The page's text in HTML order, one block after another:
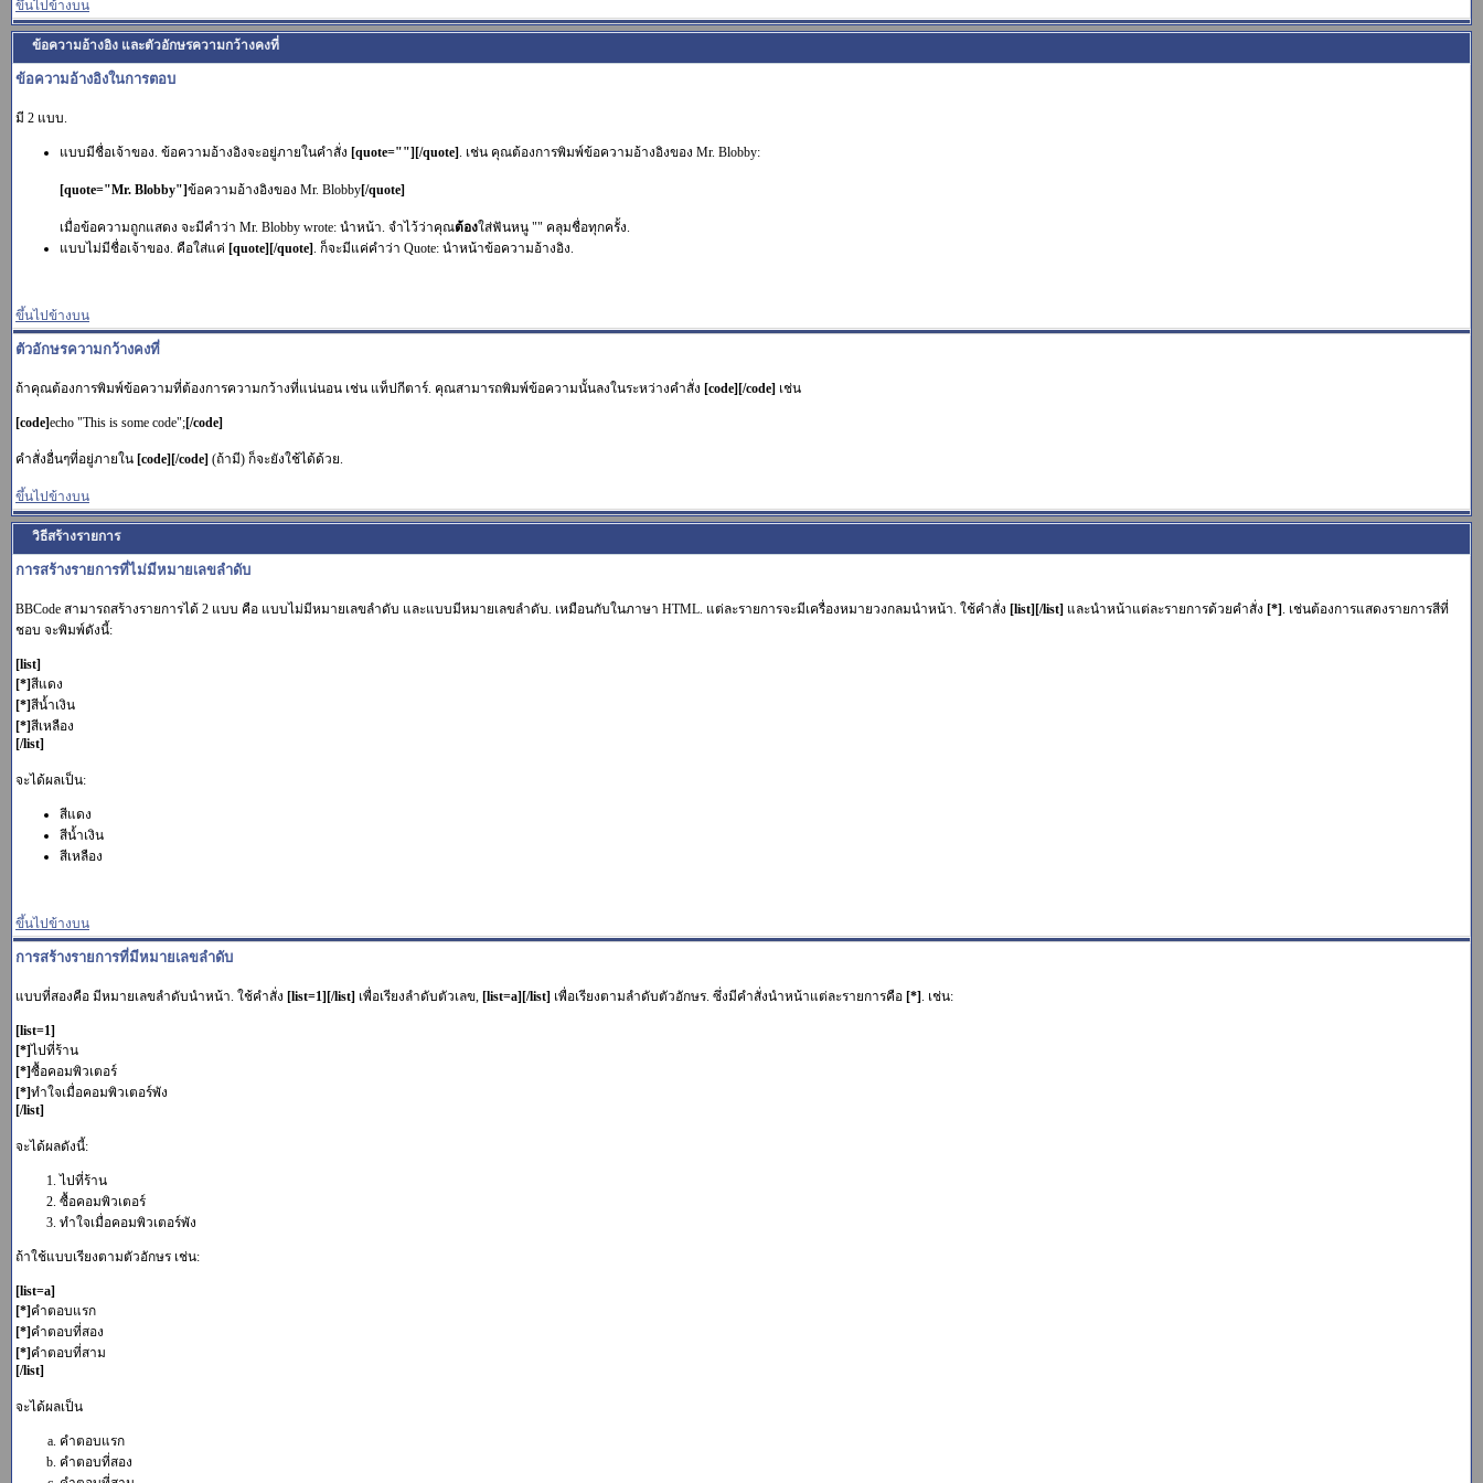
ขึ้นไปข้างบน
ข้อความอ้างอิง และตัวอักษรความกว้างคงที่
ข้อความอ้างอิงในการตอบ
มี 2 แบบ.
แบบมีชื่อเจ้าของ. ข้อความอ้างอิงจะอยู่ภายในคำสั่ง [quote=""][/quote] . เช่น คุณต้องการพิมพ์ข้อความอ้างอิงของ Mr. Blobby:
[quote="Mr. Blobby"]ข้อความอ้างอิงของ Mr. Blobby[/quote]
เมื่อข้อความถูกแสดง จะมีคำว่า Mr. Blobby wrote: นำหน้า. จำไว้ว่าคุณต้องใส่ฟันหนู "" คลุมชื่อทุกครั้ง.
แบบไม่มีชื่อเจ้าของ. คือใส่แค่ [quote][/quote] . ก็จะมีแค่คำว่า Quote: นำหน้าข้อความอ้างอิง.
ขึ้นไปข้างบน
ตัวอักษรความกว้างคงที่
ถ้าคุณต้องการพิมพ์ข้อความที่ต้องการความกว้างที่แน่นอน เช่น แท็ปกีตาร์. คุณสามารถพิมพ์ข้อความนั้นลงในระหว่างคำสั่ง [code][/code] เช่น
[code]echo "This is some code";[/code]
คำสั่งอื่นๆที่อยู่ภายใน [code][/code] (ถ้ามี) ก็จะยังใช้ได้ด้วย.
ขึ้นไปข้างบน
วิธีสร้างรายการ
การสร้างรายการที่ไม่มีหมายเลขลำดับ
BBCode สามารถสร้างรายการได้ 2 แบบ คือ แบบไม่มีหมายเลขลำดับ และแบบมีหมายเลขลำดับ. เหมือนกับในภาษา HTML. แต่ละรายการจะมีเครื่องหมายวงกลมนำหน้า. ใช้คำสั่ง [list][/list] และนำหน้าแต่ละรายการด้วยคำสั่ง [*] . เช่นต้องการแสดงรายการสีที่
ชอบ จะพิมพ์ดังนี้:
[list]
[*]สีแดง
[*]สีน้ำเงิน
[*]สีเหลือง
[/list]
จะได้ผลเป็น:
สีแดง
สีน้ำเงิน
สีเหลือง
ขึ้นไปข้างบน
การสร้างรายการที่มีหมายเลขลำดับ
แบบที่สองคือ มีหมายเลขลำดับนำหน้า. ใช้คำสั่ง [list=1][/list] เพื่อเรียงลำดับตัวเลข, [list=a][/list] เพื่อเรียงตามลำดับตัวอักษร. ซึ่งมีคำสั่งนำหน้าแต่ละรายการคือ [*] . เช่น:
[list=1]
[*]ไปที่ร้าน
[*]ซื้อคอมพิวเตอร์
[*]ทำใจเมื่อคอมพิวเตอร์พัง
[/list]
จะได้ผลดังนี้:
ไปที่ร้าน
ซื้อคอมพิวเตอร์
ทำใจเมื่อคอมพิวเตอร์พัง
ถ้าใช้แบบเรียงตามตัวอักษร เช่น:
[list=a]
[*] คำตอบแรก
[*] คำตอบที่สอง
[*] คำตอบที่สาม
[/list]
จะได้ผลเป็น
คำตอบแรก
คำตอบที่สอง